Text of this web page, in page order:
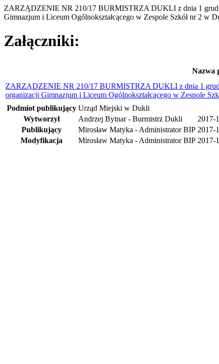
ZARZĄDZENIE NR 210/17 BURMISTRZA DUKLI z dnia 1
Gimnazjum i Liceum Ogólnokształcącego w Zespole Szkół nr 2 w
Załączniki:
Nazwa
ZARZĄDZENIE NR 210/17 BURMISTRZA DUKLI z dnia 1
organizacji Gimnazjum i Liceum Ogólnokształcącego w Zespole
Podmiot publikujący Urząd Miejski w Dukli
Wytworzył
Andrzej Bytnar - Burmistrz Dukli
2017-
Publikujący
Mirosław Matyka - Administrator BIP 2017-
Modyfikacja
Mirosław Matyka - Administrator BIP 2017-